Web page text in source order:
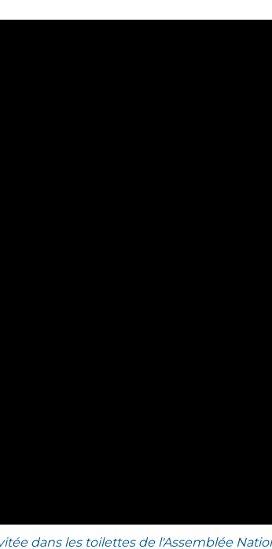
dans les toilettes de l'Assemblée